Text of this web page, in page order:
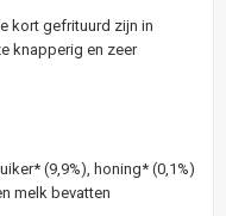
kort gefrituurd zijn in
knapperig en zeer
(9,9%), honing* (0,1%)
melk bevatten